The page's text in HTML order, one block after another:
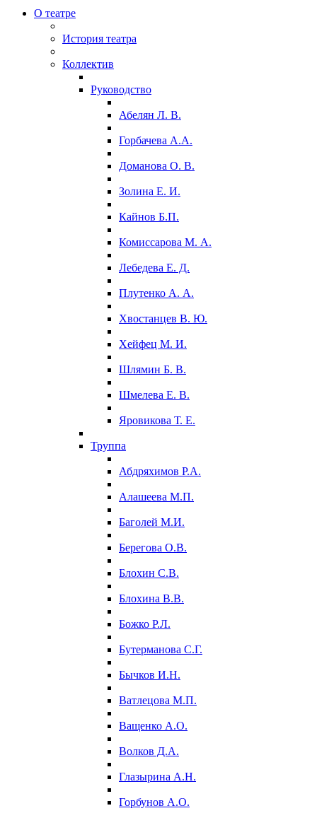
О театре
История театра
Коллектив
Руководство
Абелян Л. В.
Горбачева А.А.
Доманова О. В.
Золина Е. И.
Кайнов Б.П.
Комиссарова М. А.
Лебедева Е. Д.
Плутенко А. А.
Хвостанцев В. Ю.
Хейфец М. И.
Шлямин Б. В.
Шмелева Е. В.
Яровикова Т. Е.
Труппа
Абдряхимов Р.А.
Алашеева М.П.
Баголей М.И.
Берегова О.В.
Блохин С.В.
Блохина В.В.
Божко Р.Л.
Бутерманова С.Г.
Бычков И.Н.
Ватлецова М.П.
Ващенко А.О.
Волков Д.А.
Глазырина А.Н.
Горбунов А.О.